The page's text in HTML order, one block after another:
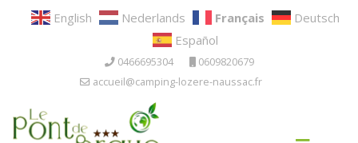
English Nederlands Français
Deutsch
Español
0466695304
0609820679
accueil@camping-lozere-naussac.fr